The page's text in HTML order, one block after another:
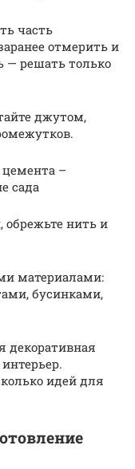
часть
отмерить и
— решать только
джутом,
цемента –
сада
обрежьте нить и
материалами:
бусинками,
декоративная
идей для